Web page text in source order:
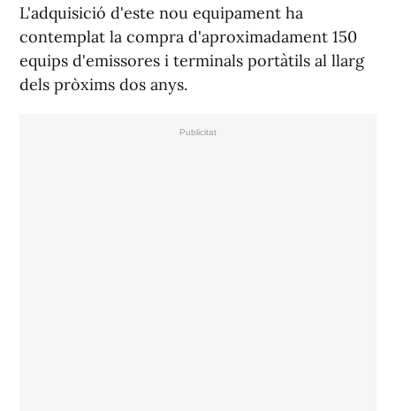
L'adquisició d'este nou equipament ha
contemplat la compra d'aproximadament 150
equips d'emissores i terminals portàtils al llarg
dels pròxims dos anys.